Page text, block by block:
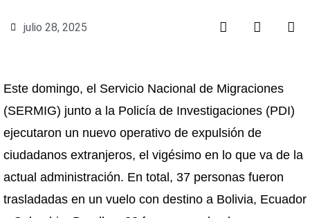
julio 28, 2025
Este domingo, el Servicio Nacional de Migraciones
(SERMIG) junto a la Policía de Investigaciones (PDI)
ejecutaron un nuevo operativo de expulsión de
ciudadanos extranjeros, el vigésimo en lo que va de la
actual administración. En total, 37 personas fueron
trasladadas en un vuelo con destino a Bolivia, Ecuador